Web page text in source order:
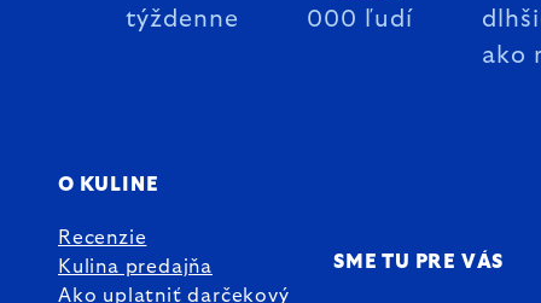
týždenne
000 ľudí
ako
O KULINE
Recenzie
Kulina predajňa
Ako uplatniť darčekový
SME TU PRE VÁS